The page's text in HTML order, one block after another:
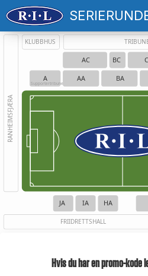
IA HA
JA
AC BC
AA BA
A
Supportertribune
KLUBBHUS
RANHEIMSFJÆRA
FRIIDRETTSHALL
Hvis du har en promo-kode